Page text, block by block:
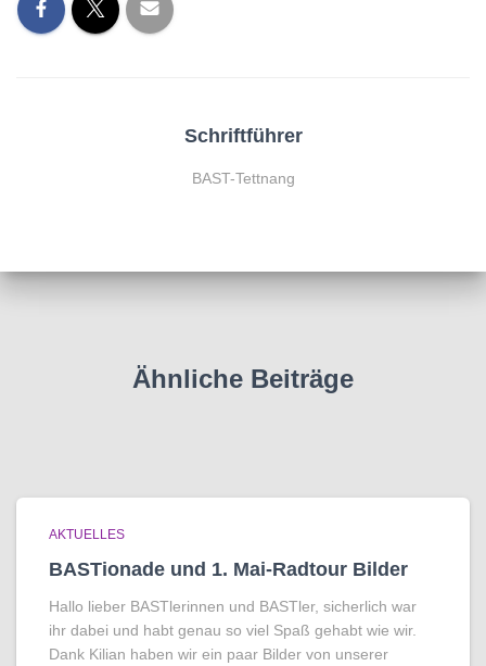
Schriftführer
BAST-Tettnang
Ähnliche Beiträge
AKTUELLES
BASTionade und 1. Mai-Radtour Bilder
Hallo lieber BASTlerinnen und BASTler, sicherlich war
ihr dabei und habt genau so viel Spaß gehabt wie wir.
Dank Kilian haben wir ein paar Bilder von unserer